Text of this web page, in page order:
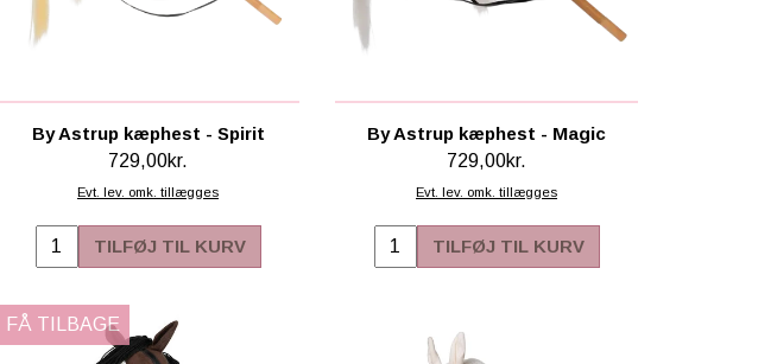
By Astrup kæphest - Spirit
729,00kr.
Evt. lev. omk. tillægges
TILFØJ TIL KURV
By Astrup kæphest - Magic
729,00kr.
Evt. lev. omk. tillægges
TILFØJ TIL KURV
FÅ TILBAGE